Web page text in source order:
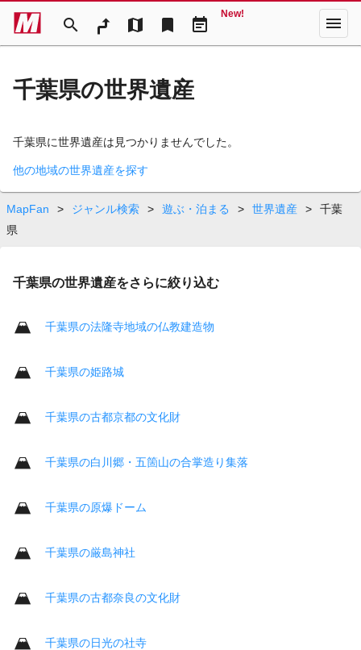
search map bookmark event_note
New! menu
千葉県の世界遺産
千葉県に世界遺産は見つかりませんでした。
他の地域の世界遺産を探す
MapFan > ジャンル検索 > 遊ぶ・泊まる > 世界遺産 >
千葉
県
千葉県の世界遺産をさらに絞り込む
千葉県の法隆寺地域の仏教建造物
千葉県の姫路城
千葉県の古都京都の文化財
千葉県の白川郷・五箇山の合掌造り集落
千葉県の原爆ドーム
千葉県の厳島神社
千葉県の古都奈良の文化財
千葉県の日光の社寺